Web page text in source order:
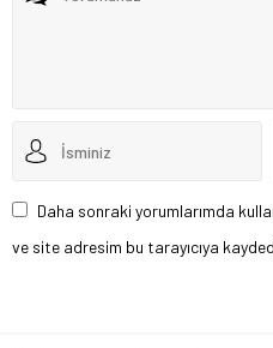
Daha sonraki yorumlarımda
ve site adresim bu tarayıcıya